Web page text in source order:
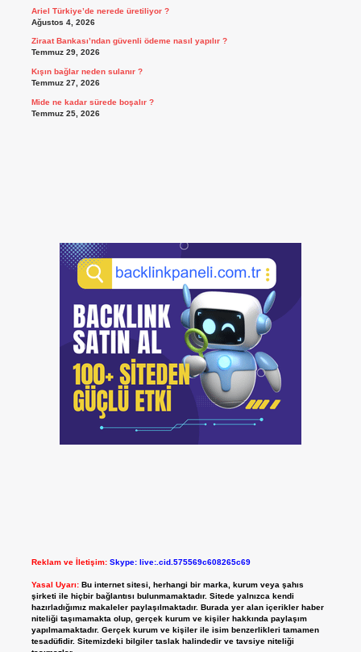
Ariel Türkiye’de nerede üretiliyor ?
Ağustos 4, 2026
Ziraat Bankası’ndan güvenli ödeme nasıl yapılır ?
Temmuz 29, 2026
Kışın bağlar neden sulanır ?
Temmuz 27, 2026
Mide ne kadar sürede boşalır ?
Temmuz 25, 2026
Reklam ve İletişim: Skype: live:.cid.575569c608265c69
Yasal Uyarı: Bu internet sitesi, herhangi bir marka, kurum veya şahıs
şirketi ile hiçbir bağlantısı bulunmamaktadır. Sitede yalnızca kendi
hazırladığımız makaleler paylaşılmaktadır. Burada yer alan içerikler haber
niteliği taşımamakta olup, gerçek kurum ve kişiler hakkında paylaşım
yapılmamaktadır. Gerçek kurum ve kişiler ile isim benzerlikleri tamamen
tesadüfidir. Sitemizdeki bilgiler taslak halindedir ve tavsiye niteliği